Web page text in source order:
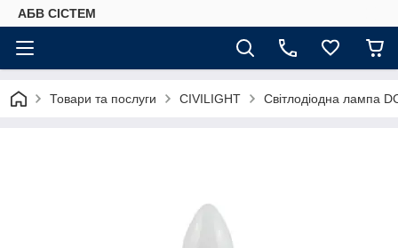
АБВ СІСТЕМ
Товари та послуги CIVILIGHT Світлодіодна лампа